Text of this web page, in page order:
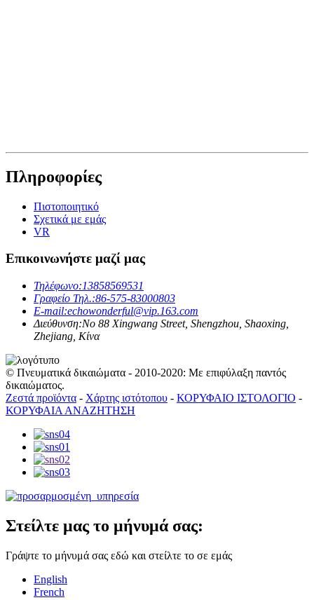
Πληροφορίες
Πιστοποιητικό
Σχετικά με εμάς
VR
Επικοινωνήστε μαζί μας
Τηλέφωνο:13858569531
Γραφείο Τηλ.:86-575-83000803
E-mail:echowonderful@vip.163.com
Διεύθυνση:No 88 Xingwang Street, Shengzhou, Shaoxing,
Zhejiang, Κίνα
© Πνευματικά δικαιώματα - 2010-2020: Με επιφύλαξη παντός
δικαιώματος.
Ζεστά προϊόντα - Χάρτης ιστότοπου - ΚΟΡΥΦΑΙΟ ΙΣΤΟΛΟΓΙΟ -
ΚΟΡΥΦΑΙΑ ΑΝΑΖΗΤΗΣΗ
Στείλτε μας το μήνυμά σας:
Γράψτε το μήνυμά σας εδώ και στείλτε το σε εμάς
English
French